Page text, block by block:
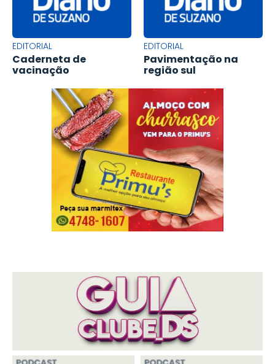
EDITORIAL
Caderneta de
vacinação
EDITORIAL
Pavimentação na
região sul